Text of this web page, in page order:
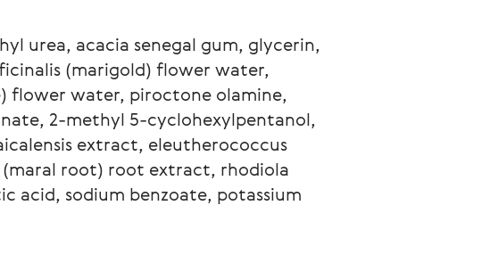
urea, acacia senegal gum, glycerin,
(marigold) flower water,
flower water, piroctone olamine,
2-methyl 5-cyclohexylpentanol,
extract, eleutherococcus
root) root extract, rhodiola
acid, sodium benzoate, potassium